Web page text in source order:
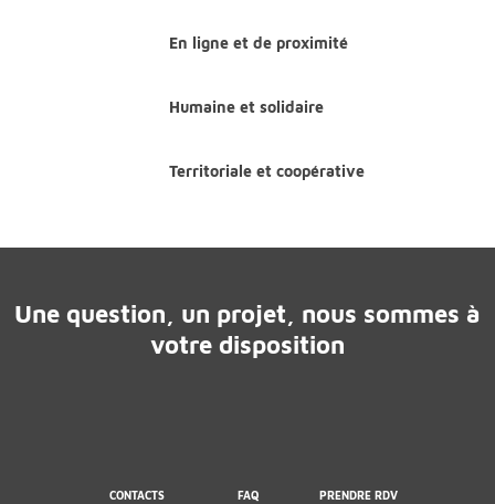
En ligne et de proximité
Humaine et solidaire
Territoriale et coopérative
Une question, un projet, nous sommes à
votre disposition
CONTACTS FAQ PRENDRE RDV